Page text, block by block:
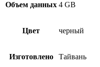
Объем данных 4 GB
Цвет черный
Изготовлено Тайвань